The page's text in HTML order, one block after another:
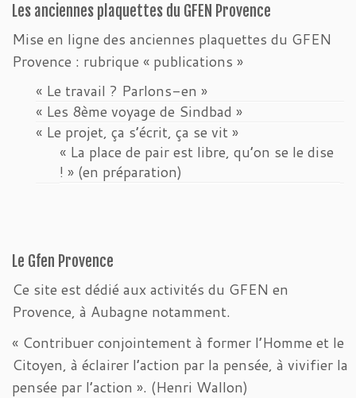
Les anciennes plaquettes du GFEN Provence
Mise en ligne des anciennes plaquettes du GFEN
Provence : rubrique « publications »
« Le travail ? Parlons-en »
« Les 8ème voyage de Sindbad »
« Le projet, ça s’écrit, ça se vit »
« La place de pair est libre, qu’on se le dise
! » (en préparation)
Le Gfen Provence
Ce site est dédié aux activités du GFEN en
Provence, à Aubagne notamment.
« Contribuer conjointement à former l’Homme et le
Citoyen, à éclairer l’action par la pensée, à vivifier la
pensée par l’action ». (Henri Wallon)